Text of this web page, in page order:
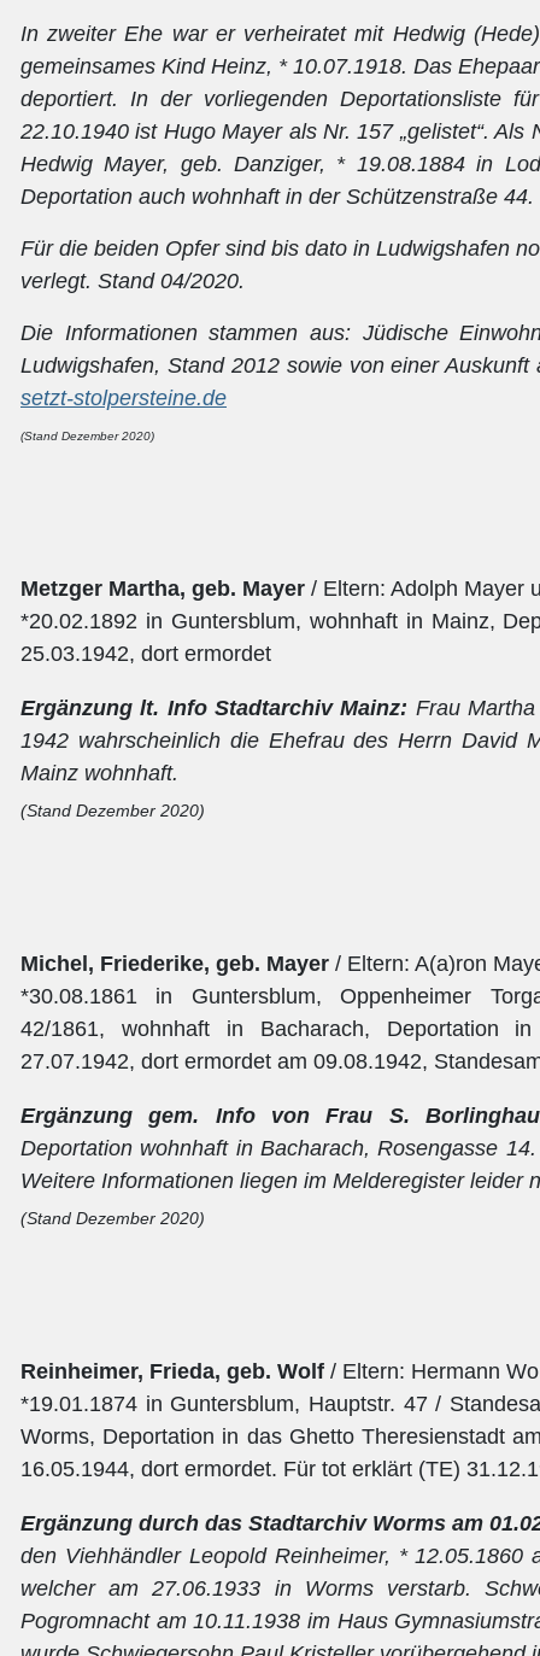
In zweiter Ehe war er verheiratet mit Hedwig
gemeinsames Kind Heinz, * 10.07.1918. Das
deportiert. In der vorliegenden Deportationsliste
22.10.1940 ist Hugo Mayer als Nr. 157 „gelistet“.
Hedwig Mayer, geb. Danziger, * 19.08.1884 in
Deportation auch wohnhaft in der Schützenstraße 44.
Für die beiden Opfer sind bis dato in Ludwigshafen
verlegt. Stand 04/2020.
Die Informationen stammen aus: Jüdische
Ludwigshafen, Stand 2012 sowie von einer
setzt-stolpersteine.de
(Stand Dezember 2020)
Metzger Martha, geb. Mayer / Eltern: Adolph Mayer
*20.02.1892 in Guntersblum, wohnhaft in Mainz,
25.03.1942, dort ermordet
Ergänzung lt. Info Stadtarchiv Mainz: Frau
1942 wahrscheinlich die Ehefrau des Herrn David
Mainz wohnhaft.
(Stand Dezember 2020)
Michel, Friederike, geb. Mayer / Eltern: A(a)ron
*30.08.1861 in Guntersblum, Oppenheimer
42/1861, wohnhaft in Bacharach, Deportation
27.07.1942, dort ermordet am 09.08.1942,
Ergänzung gem. Info von Frau S.
Deportation wohnhaft in Bacharach, Rosengasse
Weitere Informationen liegen im Melderegister leider
(Stand Dezember 2020)
Reinheimer, Frieda, geb. Wolf / Eltern: Hermann
*19.01.1874 in Guntersblum, Hauptstr. 47 /
Worms, Deportation in das Ghetto Theresienstadt
16.05.1944, dort ermordet. Für tot erklärt (TE)
Ergänzung durch das Stadtarchiv Worms am
den Viehhändler Leopold Reinheimer, * 12.05.1860
welcher am 27.06.1933 in Worms verstarb.
Pogromnacht am 10.11.1938 im Haus